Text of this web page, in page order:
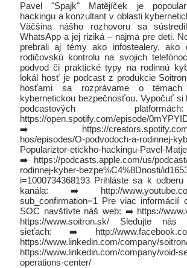
Pavel "Spajk" Matějíček je
hackingu a konzultant v oblasti
Väčšina nášho rozhovoru sa
WhatsApp a jej riziká – najmä pre deti.
prebrali aj témy ako infostealery, ako
rodičovskú kontrolu na svojich
podvod či praktické typy na rodinnú
lokál hosť je podcast z produkcie
hosťami sa rozprávame o
kybernetickou bezpečnosťou. Vypočuť si
podcastových
https://open.spotify.com/episode/
➡️ https://creators.spotify.com/
hos/episodes/O-podvodoch-a-rodinnej-
Populariztor-etickho-hackingu-Pavel-
➡️ https://podcasts.apple.com/us/
rodinnej-kyber-bezpe%C4%8Dnosti/
i=1000734368193 Prihláste sa k odberu
kanála: ➡️ http://
sub_confirmation=1 Pre viac informácií
SOC navštívte náš web: ➡️ https://
https://www.soitron.sk/ Sledujte
sieťach: ➡️ http://
https://www.linkedin.com/
https://www.linkedin.com/company/void-
operations-center/